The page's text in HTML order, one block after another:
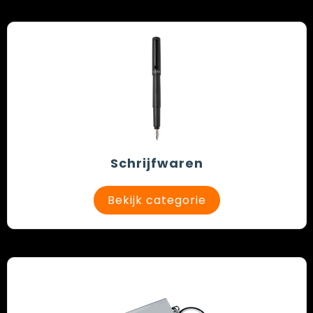
Schrijfwaren
Bekijk categorie